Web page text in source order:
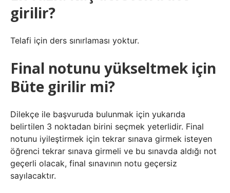
girilir?
Telafi için ders sınırlaması yoktur.
Final notunu yükseltmek için
Büte girilir mi?
Dilekçe ile başvuruda bulunmak için yukarıda
belirtilen 3 noktadan birini seçmek yeterlidir. Final
notunu iyileştirmek için tekrar sınava girmek isteyen
öğrenci tekrar sınava girmeli ve bu sınavda aldığı not
geçerli olacak, final sınavının notu geçersiz
sayılacaktır.